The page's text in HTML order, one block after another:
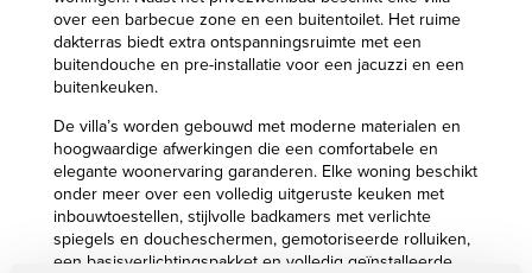
over een barbecue zone en een buitentoilet. Het ruime
dakterras biedt extra ontspanningsruimte met een
buitendouche en pre-installatie voor een jacuzzi en een
buitenkeuken.
De villa’s worden gebouwd met moderne materialen en
hoogwaardige afwerkingen die een comfortabele en
elegante woonervaring garanderen. Elke woning beschikt
onder meer over een volledig uitgeruste keuken met
inbouwtoestellen, stijlvolle badkamers met verlichte
spiegels en doucheschermen, gemotoriseerde rolluiken,
een basisverlichtingspakket en volledig geïnstalleerde